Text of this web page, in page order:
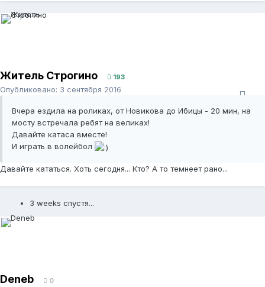
Житель Строгино 193
Опубликовано: 3 сентября 2016
Вчера ездила на роликах, от Новикова до Ибицы - 20 мин, на
мосту встречала ребят на великах!
Давайте катаса вместе!
И играть в волейбол
Давайте кататься. Хоть сегодня... Кто? А то темнеет рано...
3 weeks спустя...
Deneb 0